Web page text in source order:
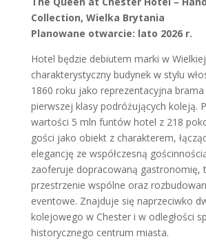
Collection, Wielka Brytania
Planowane otwarcie: lato 2026 r.
Hotel będzie debiutem marki w
charakterystyczny budynek w stylu
1860 roku jako reprezentacyjna
pierwszej klasy podróżujących koleją.
wartości 5 mln funtów hotel z 218
gości jako obiekt z charakterem,
elegancję ze współczesną
zaoferuje dopracowaną gastronomię,
przestrzenie wspólne oraz
eventowe. Znajduje się naprzeciwko
kolejowego w Chester i w odległości
historycznego centrum miasta.